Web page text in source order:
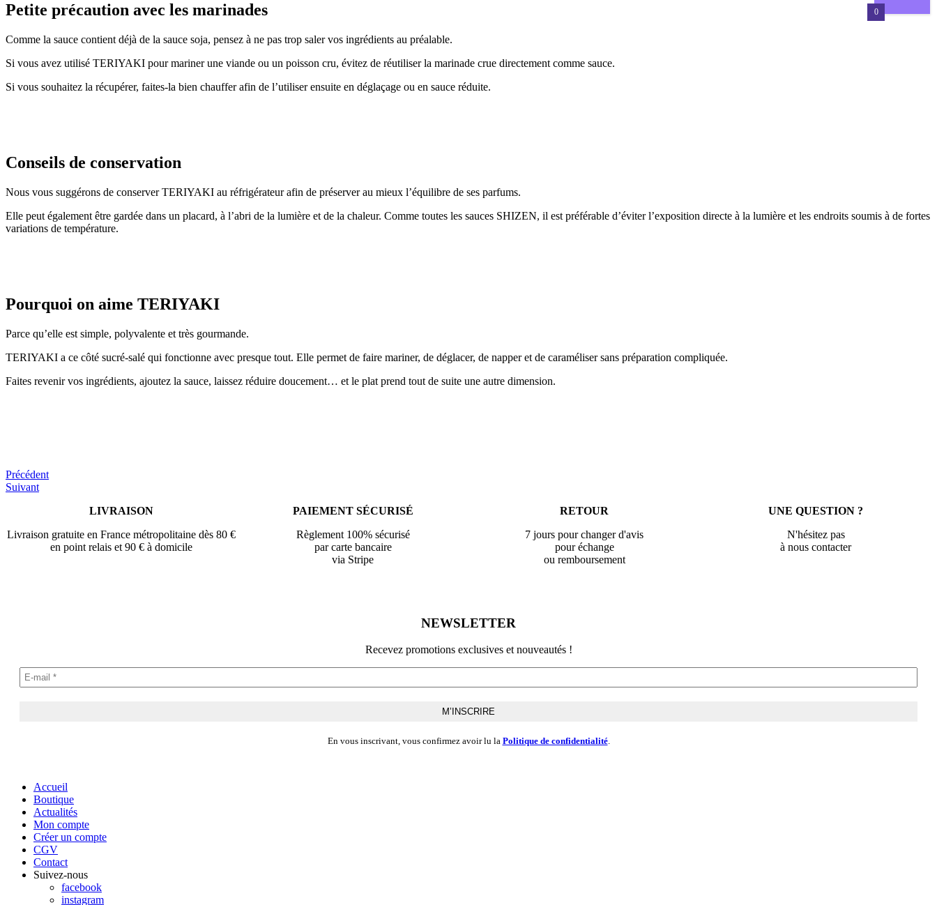
Petite précaution avec les marinades
Comme la sauce contient déjà de la sauce soja, pensez à ne pas trop saler vos ingrédients au préalable.
Si vous avez utilisé TERIYAKI pour mariner une viande ou un poisson cru, évitez de réutiliser la marinade crue directement comme sauce.
Si vous souhaitez la récupérer, faites-la bien chauffer afin de l’utiliser ensuite en déglaçage ou en sauce réduite.
Conseils de conservation
Nous vous suggérons de conserver TERIYAKI au réfrigérateur afin de préserver au mieux l’équilibre de ses parfums.
Elle peut également être gardée dans un placard, à l’abri de la lumière et de la chaleur. Comme toutes les sauces SHIZEN, il est préférable d’éviter l’exposition directe à la lumière et les endroits soumis à de fortes
variations de température.
Pourquoi on aime TERIYAKI
Parce qu’elle est simple, polyvalente et très gourmande.
TERIYAKI a ce côté sucré-salé qui fonctionne avec presque tout. Elle permet de faire mariner, de déglacer, de napper et de caraméliser sans préparation compliquée.
Faites revenir vos ingrédients, ajoutez la sauce, laissez réduire doucement… et le plat prend tout de suite une autre dimension.
Navigation
de
Précédent
Suivant
LIVRAISON
Livraison gratuite en France métropolitaine dès 80 €
en point relais et 90 € à domicile
PAIEMENT SÉCURISÉ
Règlement 100% sécurisé
par carte bancaire
via Stripe
RETOUR
7 jours pour changer d'avis
pour échange
ou remboursement
UNE QUESTION ?
N'hésitez pas
à nous contacter
NEWSLETTER
Recevez promotions exclusives et nouveautés !
En vous inscrivant, vous confirmez avoir lu la Politique de confidentialité.
Accueil
Boutique
Actualités
Mon compte
Créer un compte
CGV
Contact
Suivez-nous
facebook
instagram
0